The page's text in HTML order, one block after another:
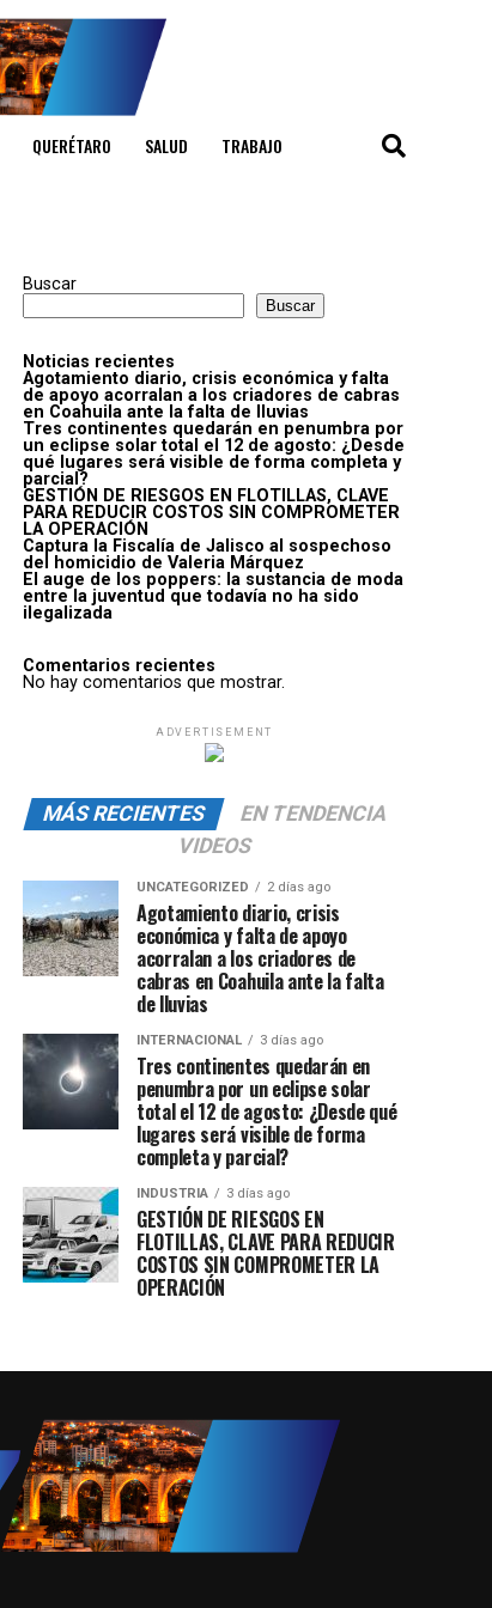
QUERÉTARO SALUD TRABAJO
Buscar
Buscar
Noticias recientes
Agotamiento diario, crisis económica y falta
de apoyo acorralan a los criadores de cabras
en Coahuila ante la falta de lluvias
Tres continentes quedarán en penumbra por
un eclipse solar total el 12 de agosto: ¿Desde
qué lugares será visible de forma completa y
parcial?
GESTIÓN DE RIESGOS EN FLOTILLAS, CLAVE
PARA REDUCIR COSTOS SIN COMPROMETER
LA OPERACIÓN
Captura la Fiscalía de Jalisco al sospechoso
del homicidio de Valeria Márquez
El auge de los poppers: la sustancia de moda
entre la juventud que todavía no ha sido
ilegalizada
Comentarios recientes
No hay comentarios que mostrar.
ADVERTISEMENT
MÁS RECIENTES
EN TENDENCIA
VIDEOS
UNCATEGORIZED 2 días ago
Agotamiento diario, crisis
económica y falta de apoyo
acorralan a los criadores de
cabras en Coahuila ante la falta
de lluvias
INTERNACIONAL 3 días ago
Tres continentes quedarán en
penumbra por un eclipse solar
total el 12 de agosto: ¿Desde qué
lugares será visible de forma
completa y parcial?
INDUSTRIA 3 días ago
GESTIÓN DE RIESGOS EN
FLOTILLAS, CLAVE PARA REDUCIR
COSTOS SIN COMPROMETER LA
OPERACIÓN